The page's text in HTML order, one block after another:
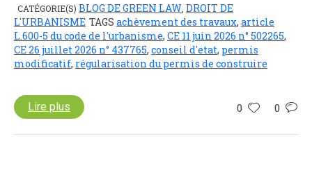
CATÉGORIE(S) BLOG DE GREEN LAW DROIT DE
L'URBANISME TAGS achèvement des travaux, article
L.600-5 du code de l'urbanisme, CE 11 juin 2026 n° 502265,
CE 26 juillet 2026 n° 437765, conseil d'etat, permis
modificatif, régularisation du permis de construire
0 0
Lire plus